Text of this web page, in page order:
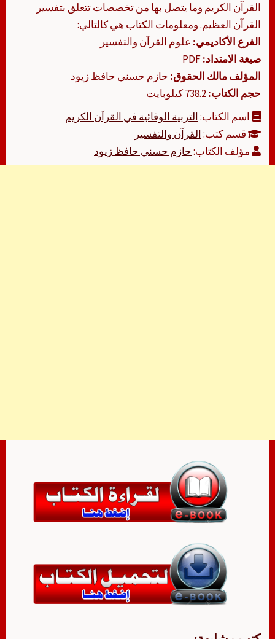
القرآن الكريم وما يتصل بها من تخصصات تتعلق بتفسير
القرآن العظيم. ومعلومات الكتاب هي كالتالي:
الفرع الأكاديمي: علوم القرآن والتفسير
صيغة الامتداد:
المؤلف مالك الحقوق: حازم حسني حافظ زيود
حجم الكتاب:
اسم الكتاب:التربية الوقائية في القرآن الكريم
قسم كتب:القرآن والتفسير
مؤلف الكتاب:حازم حسني حافظ زيود